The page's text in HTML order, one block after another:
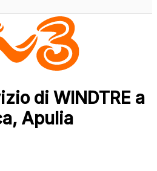
di WINDTRE a
Apulia